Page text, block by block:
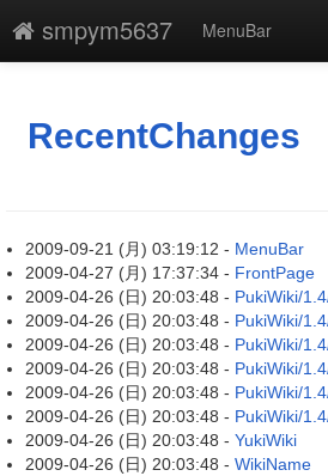
smpym5637
MenuBar
最終更新
RecentChanges
2009-09-21 (月) 03:19:12 - MenuBar
2009-04-27 (月) 17:37:34 - FrontPage
2009-04-26 (日) 20:03:48 - PukiWiki/
2009-04-26 (日) 20:03:48 - PukiWiki/
2009-04-26 (日) 20:03:48 - PukiWiki/
2009-04-26 (日) 20:03:48 - PukiWiki/
2009-04-26 (日) 20:03:48 - PukiWiki/
2009-04-26 (日) 20:03:48 - PukiWiki/
2009-04-26 (日) 20:03:48 - YukiWiki
2009-04-26 (日) 20:03:48 - WikiName